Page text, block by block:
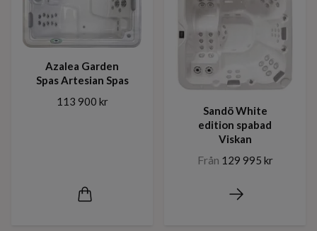
Azalea Garden
Spas Artesian Spas
113 900 kr
Sandö White
edition spabad
Viskan
Från 129 995 kr